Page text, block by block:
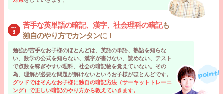
苦手な英単語の暗記、漢字、社会理科の暗記も
独自のやり方でカンタンに！
勉強が苦手なお子様のほとんどは、英語の単語、熟語を知らな
い、数学の公式を知らない、漢字が書けない、読めない、テスト
で点数を稼ぎやすい理科、社会の暗記物を覚えていない。その
為、理解が必要な問題が解けないというお子様がほとんどです。
グッドではそんなお子様に独自の暗記方法（サーキットトレーニ
ング）で正しい暗記のやり方から教えていきます。